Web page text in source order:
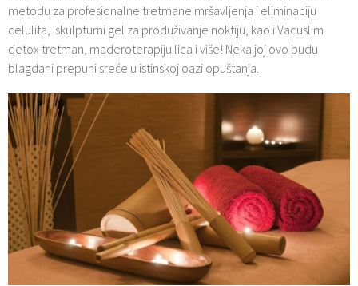
metodu za profesionalne tretmane mršavljenja i eliminaciju
celulita, skulpturni gel za produživanje noktiju, kao i Vacuslim
detox tretman, maderoterapiju lica i više! Neka joj ovo budu
blagdani prepuni sreće u istinskoj oazi opuštanja.